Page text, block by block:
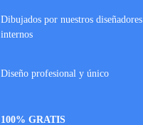
Dibujados por nuestros diseñadores
internos
Diseño profesional y único
100% GRATIS